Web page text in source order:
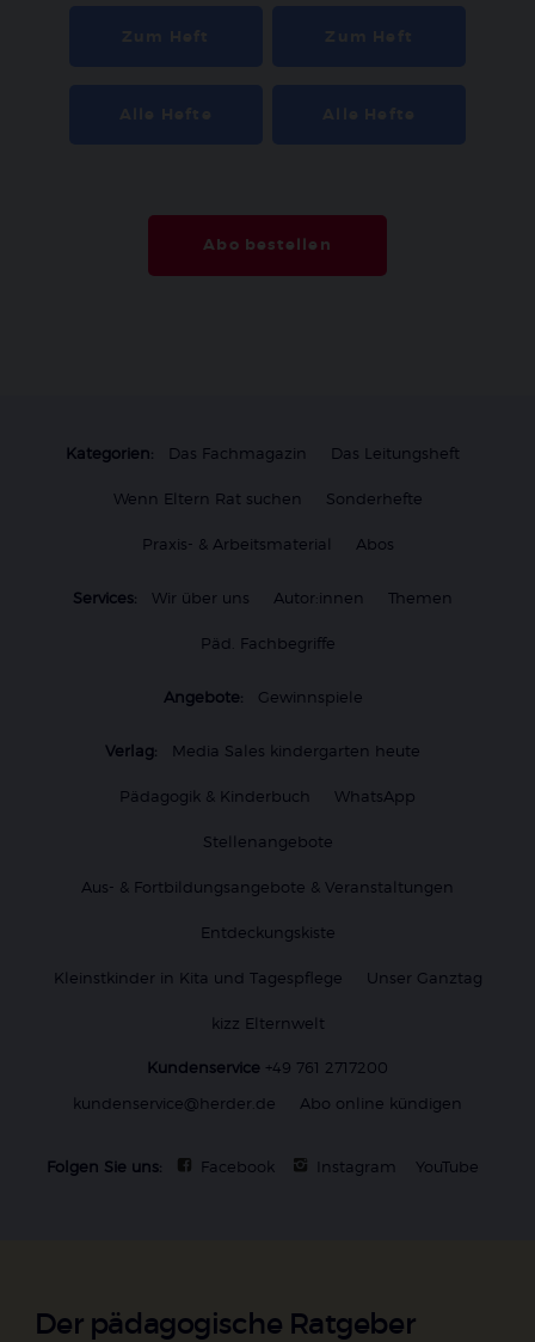
Abo bestellen
Kategorien: Das Fachmagazin Das Leitungsheft
Wenn Eltern Rat suchen Sonderhefte
Praxis- & Arbeitsmaterial Abos
Services: Wir über uns Autor:innen Themen
Päd. Fachbegriffe
Angebote: Gewinnspiele
Verlag: Media Sales kindergarten heute
Pädagogik & Kinderbuch WhatsApp
Stellenangebote
Aus- & Fortbildungsangebote & Veranstaltungen
Entdeckungskiste
Kleinstkinder in Kita und Tagespflege Unser Ganztag
kizz Elternwelt
Kundenservice +49 761 2717200
kundenservice@herder.de
Abo online kündigen
Folgen Sie uns: Facebook Instagram YouTube
Der pädagogische Ratgeber